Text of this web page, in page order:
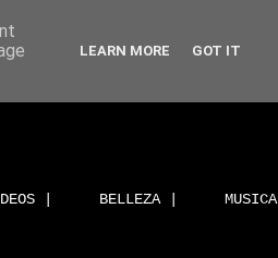
| BELLEZA | MUSICA
LEARN MORE GOT IT